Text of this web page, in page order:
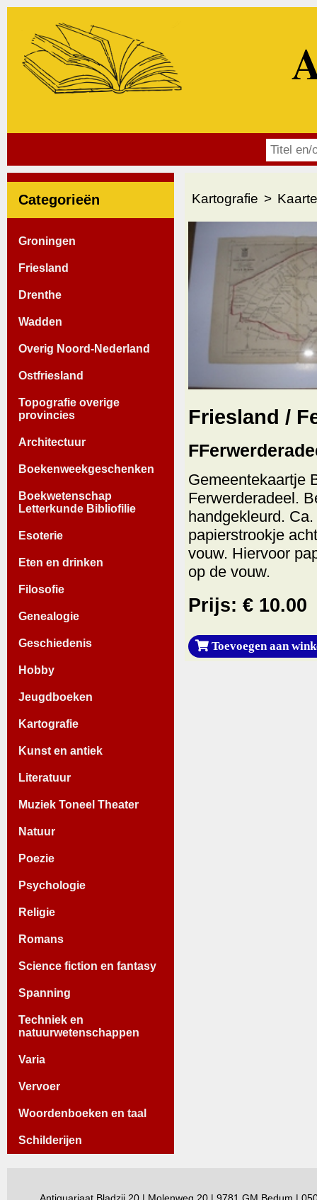
Categorieën
Groningen
Friesland
Drenthe
Wadden
Overig Noord-Nederland
Ostfriesland
Topografie overige
provincies
Architectuur
Boekenweekgeschenken
Boekwetenschap
Letterkunde Bibliofilie
Esoterie
Eten en drinken
Filosofie
Genealogie
Geschiedenis
Hobby
Jeugdboeken
Kartografie
Kunst en antiek
Literatuur
Muziek Toneel Theater
Natuur
Poezie
Psychologie
Religie
Romans
Science fiction en fantasy
Spanning
Techniek en
natuurwetenschappen
Varia
Vervoer
Woordenboeken en taal
Schilderijen
Kartografie
Friesland /
Gemeentekaartje
Ferwerderadeel.
handgekleurd.
papierstrookje
vouw. Hiervoor
op de vouw.
Prijs: € 10.00
Toevoegen aan
Antiquariaat Bladzij 20 | Molenweg 20 | 9781 GM Bedum |